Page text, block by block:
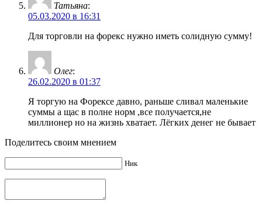
Татьяна:
05.03.2020 в 16:31
Для торговли на форекс нужно иметь солидную сумму!
Олег:
26.02.2020 в 01:37
Я торгую на Форексе давно, раньше сливал маленькие
суммы а щас в полне норм ,все получается,не
миллионер но на жизнь хватает. Лёгких денег не бывает
Поделитесь своим мнением
Ник